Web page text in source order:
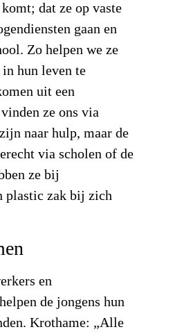
dat ze op vaste
gaan en
Zo helpen we ze
hun leven te
uit een
ze ons via
naar hulp, maar de
via scholen of de
ze bij
plastic zak bij zich
en
de jongens hun
Krothame: „Alle